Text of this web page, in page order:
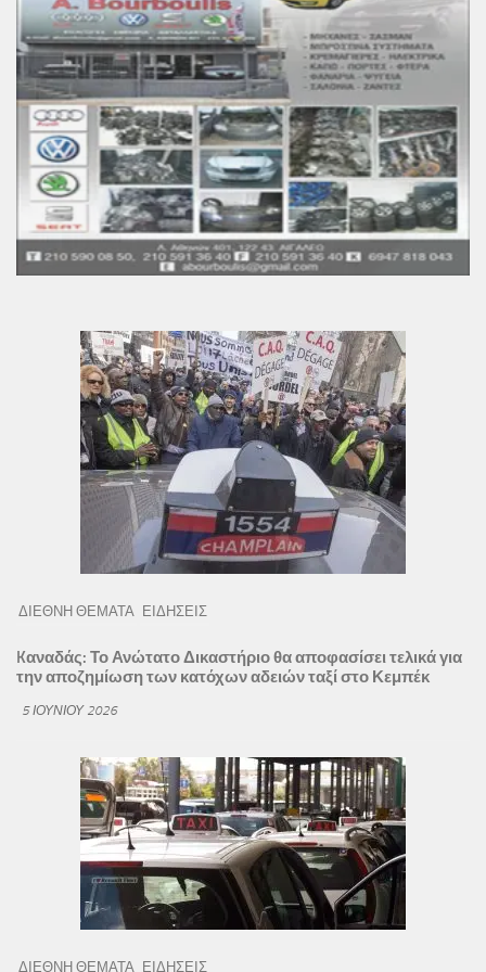
ΔΙΕΘΝΗ ΘΕΜΑΤΑ ΕΙΔΗΣΕΙΣ
Kαναδάς: Το Ανώτατο Δικαστήριο θα αποφασίσει τελικά για
την αποζημίωση των κατόχων αδειών ταξί στο Κεμπέκ
5 ΙΟΥΝΊΟΥ 2026
ΔΙΕΘΝΗ ΘΕΜΑΤΑ ΕΙΔΗΣΕΙΣ